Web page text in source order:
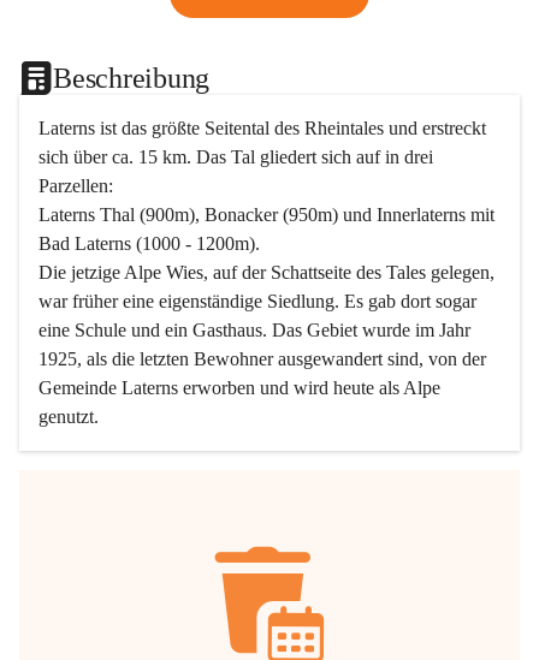
Beschreibung
Laterns ist das größte Seitental des Rheintales und erstreckt
sich über ca. 15 km. Das Tal gliedert sich auf in drei
Parzellen:
Laterns Thal (900m), Bonacker (950m) und Innerlaterns mit
Bad Laterns (1000 - 1200m).
Die jetzige Alpe Wies, auf der Schattseite des Tales gelegen,
war früher eine eigenständige Siedlung. Es gab dort sogar
eine Schule und ein Gasthaus. Das Gebiet wurde im Jahr
1925, als die letzten Bewohner ausgewandert sind, von der
Gemeinde Laterns erworben und wird heute als Alpe
genutzt.